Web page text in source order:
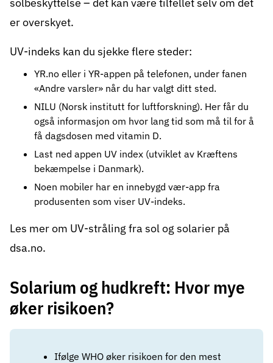
er overskyet.
UV-indeks kan du sjekke flere steder:
YR.no eller i YR-appen på telefonen, under fanen
«Andre varsler» når du har valgt ditt sted.
NILU (Norsk institutt for luftforskning). Her får du
også informasjon om hvor lang tid som må til for å
få dagsdosen med vitamin D.
Last ned appen UV index (utviklet av Kræftens
bekæmpelse i Danmark).
Noen mobiler har en innebygd vær-app fra
produsenten som viser UV-indeks.
Les mer om UV-stråling fra sol og solarier på
dsa.no.
Solarium og hudkreft: Hvor mye
øker risikoen?
Ifølge WHO øker risikoen for den mest